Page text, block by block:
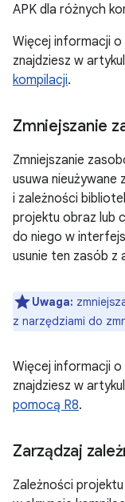
APK dla różnych
Więcej informacji
znajdziesz w
kompilacji.
Zmniejszanie
Zmniejszanie
usuwa nieużywane
i zależności
projektu obraz lub
do niego w
usunie ten zasób z
Uwaga:
z narzędziami do
Więcej informacji o
znajdziesz w
pomocą R8.
Zarządzaj
Zależności